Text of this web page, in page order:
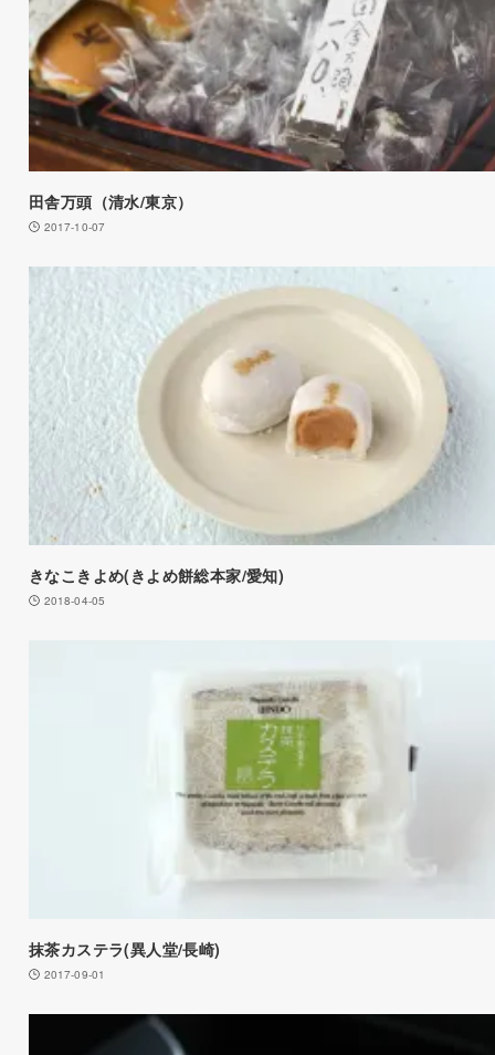
田舎万頭（清水/東京）
2017-10-07
きなこきよめ(きよめ餅総本家/愛知)
2018-04-05
抹茶カステラ(異人堂/長崎)
2017-09-01